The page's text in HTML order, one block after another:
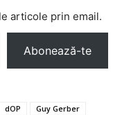
articole prin email.
Abonează-te
dOP
Guy Gerber